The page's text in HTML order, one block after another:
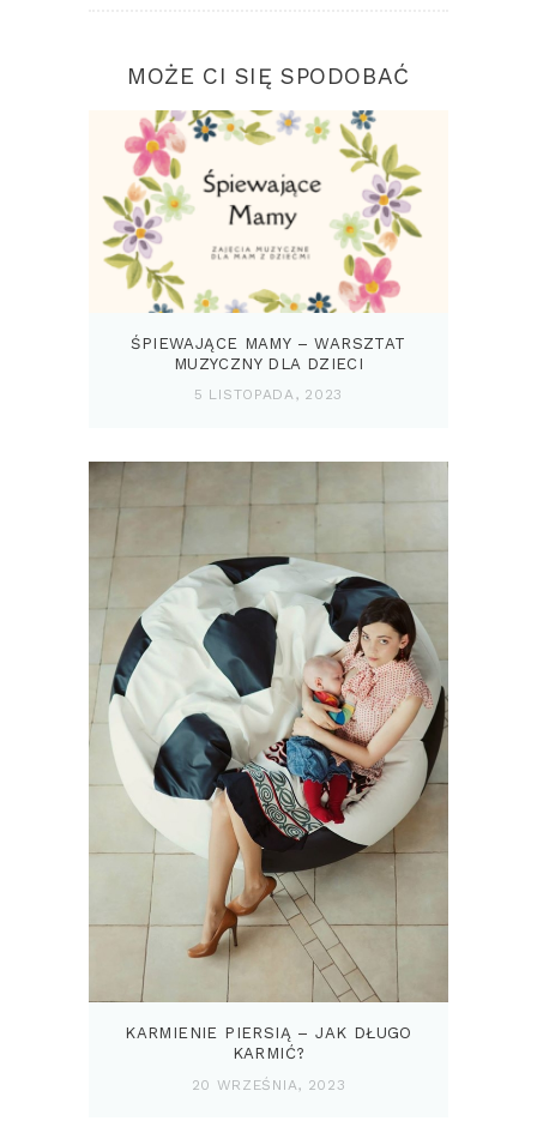
MOŻE CI SIĘ SPODOBAĆ
ŚPIEWAJĄCE MAMY – WARSZTAT
MUZYCZNY DLA DZIECI
5 LISTOPADA, 2023
KARMIENIE PIERSIĄ – JAK DŁUGO
KARMIĆ?
20 WRZEŚNIA, 2023